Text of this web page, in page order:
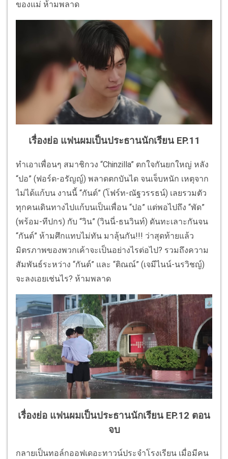
ของแม่ ห้ามพลาด
เรื่องย่อ แฟนผมเป็นประธานนักเรียน EP.11
ทำเอาเพื่อนๆ สมาชิกวง “Chinzilla” ตกใจกันยกใหญ่ หลัง
“ปอ” (ฟอร์ด-อรัญญ์) พลาดตกบันได จนเจ็บหนัก เหตุจาก
ไม่ได้แก้บน งานนี้ “กันต์” (โฟร์ท-ณัฐวรรธน์) เลยรวมตัว
ทุกคนเดินทางไปแก้บนเป็นเพื่อน “ปอ” แต่พอไปถึง “พัด”
(พร้อม-ทีปกร) กับ “วิน” (วินนี่-ธนวินท์) ดันทะเลาะกันจน
“กันต์” ห้ามศึกแทบไม่ทัน มาลุ้นกัน!!! ว่าสุดท้ายแล้ว
มิตรภาพของพวกเค้าจะเป็นอย่างไรต่อไป? รวมถึงความ
สัมพันธ์ระหว่าง “กันต์” และ “ติณณ์” (เจมีไนน์-นรวิชญ์)
จะลงเอยเช่นไร? ห้ามพลาด
เรื่องย่อ แฟนผมเป็นประธานนักเรียน EP.12 ตอน
จบ
กลายเป็นทอล์กออฟเดอะทาวน์ประจำโรงเรียน เมื่อมีคน